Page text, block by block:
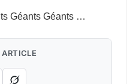
Géants Géants …
ARTICLE